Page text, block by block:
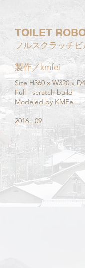
TOILET
フルスクラッチビ
製作／kmfei
Size H360 x W320 x
Full - scratch build​
Modeled by KMFei
2016 . 09